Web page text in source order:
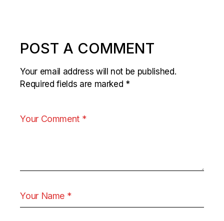
POST A COMMENT
Your email address will not be published.
Required fields are marked *